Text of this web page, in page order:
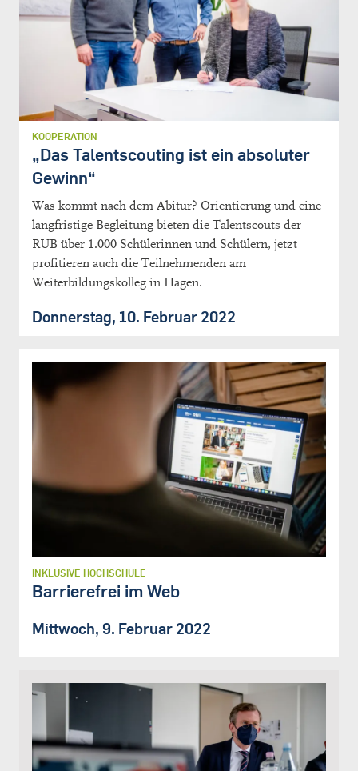
KOOPERATION
„Das Talentscouting ist ein absoluter
Gewinn“
Was kommt nach dem Abitur? Orientierung und eine
langfristige Begleitung bieten die Talentscouts der
RUB über 1.000 Schülerinnen und Schülern, jetzt
profitieren auch die Teilnehmenden am
Weiterbildungskolleg in Hagen.
Donnerstag, 10. Februar 2022
INKLUSIVE HOCHSCHULE
Barrierefrei im Web
Mittwoch, 9. Februar 2022